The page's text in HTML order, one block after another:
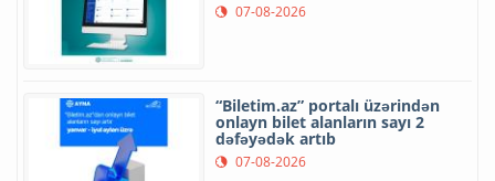
07-08-2026
“Biletim.az” portalı üzərindən
onlayn bilet alanların sayı 2
dəfəyədək artıb
07-08-2026